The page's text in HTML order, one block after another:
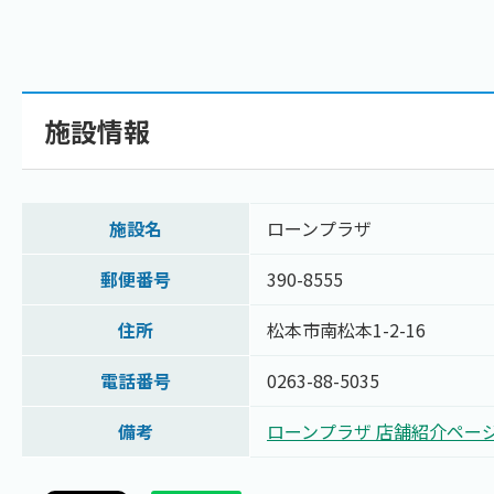
施設情報
施設名
ローンプラザ
郵便番号
390-8555
住所
松本市南松本1-2-16
電話番号
0263-88-5035
備考
ローンプラザ 店舗紹介ペー